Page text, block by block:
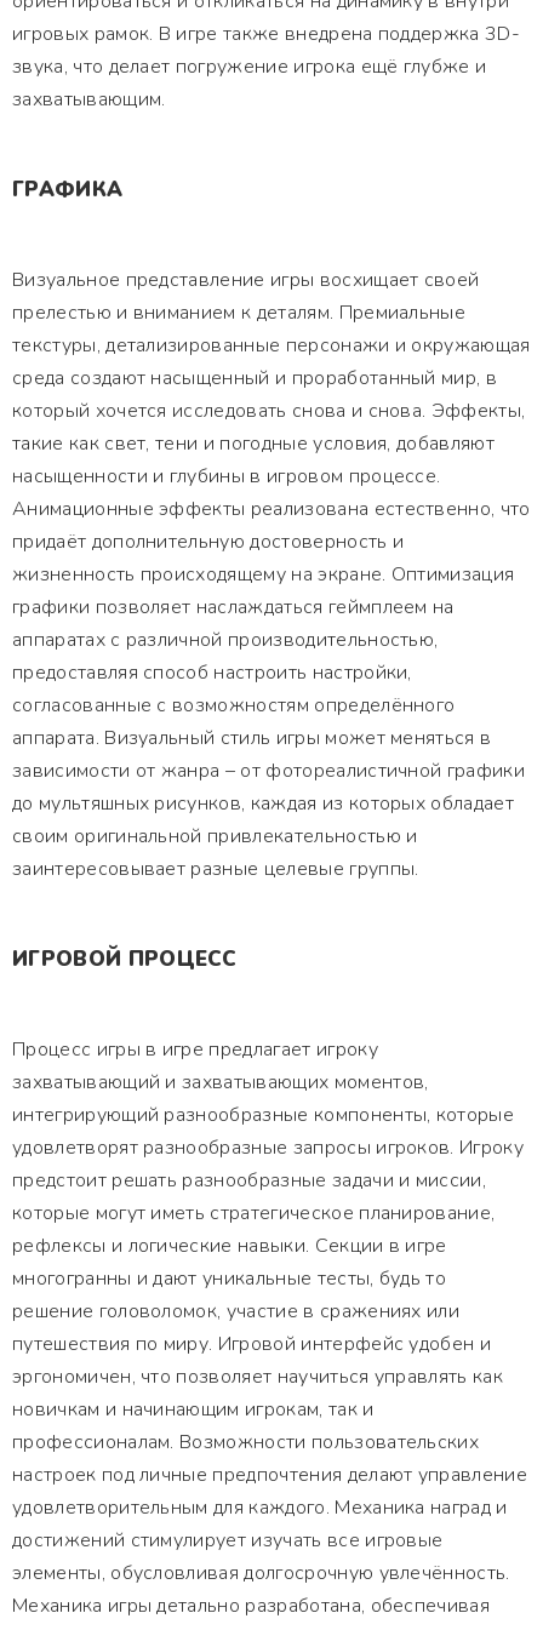
игровых рамок. В игре также внедрена поддержка 3D-
звука, что делает погружение игрока ещё глубже и
захватывающим.
ГРАФИКА
Визуальное представление игры восхищает своей
прелестью и вниманием к деталям. Премиальные
текстуры, детализированные персонажи и окружающая
среда создают насыщенный и проработанный мир, в
который хочется исследовать снова и снова. Эффекты,
такие как свет, тени и погодные условия, добавляют
насыщенности и глубины в игровом процессе.
Анимационные эффекты реализована естественно, что
придаёт дополнительную достоверность и
жизненность происходящему на экране. Оптимизация
графики позволяет наслаждаться геймплеем на
аппаратах с различной производительностью,
предоставляя способ настроить настройки,
согласованные с возможностям определённого
аппарата. Визуальный стиль игры может меняться в
зависимости от жанра – от фотореалистичной графики
до мультяшных рисунков, каждая из которых обладает
своим оригинальной привлекательностью и
заинтересовывает разные целевые группы.
ИГРОВОЙ ПРОЦЕСС
Процесс игры в игре предлагает игроку
захватывающий и захватывающих моментов,
интегрирующий разнообразные компоненты, которые
удовлетворят разнообразные запросы игроков. Игроку
предстоит решать разнообразные задачи и миссии,
которые могут иметь стратегическое планирование,
рефлексы и логические навыки. Секции в игре
многогранны и дают уникальные тесты, будь то
решение головоломок, участие в сражениях или
путешествия по миру. Игровой интерфейс удобен и
эргономичен, что позволяет научиться управлять как
новичкам и начинающим игрокам, так и
профессионалам. Возможности пользовательских
настроек под личные предпочтения делают управление
удовлетворительным для каждого. Механика наград и
достижений стимулирует изучать все игровые
элементы, обусловливая долгосрочную увлечённость.
Механика игры детально разработана, обеспечивая